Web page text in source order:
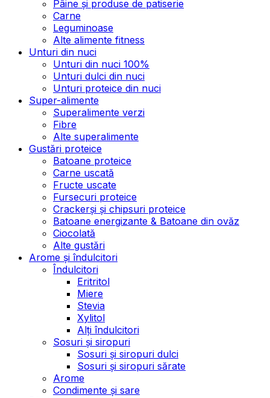
Pâine și produse de patiserie
Carne
Leguminoase
Alte alimente fitness
Unturi din nuci
Unturi din nuci 100%
Unturi dulci din nuci
Unturi proteice din nuci
Super-alimente
Superalimente verzi
Fibre
Alte superalimente
Gustări proteice
Batoane proteice
Carne uscată
Fructe uscate
Fursecuri proteice
Crackerși și chipsuri proteice
Batoane energizante & Batoane din ovăz
Ciocolată
Alte gustări
Arome și îndulcitori
Îndulcitori
Eritritol
Miere
Stevia
Xylitol
Alți îndulcitori
Sosuri și siropuri
Sosuri și siropuri dulci
Sosuri și siropuri sărate
Arome
Condimente și sare